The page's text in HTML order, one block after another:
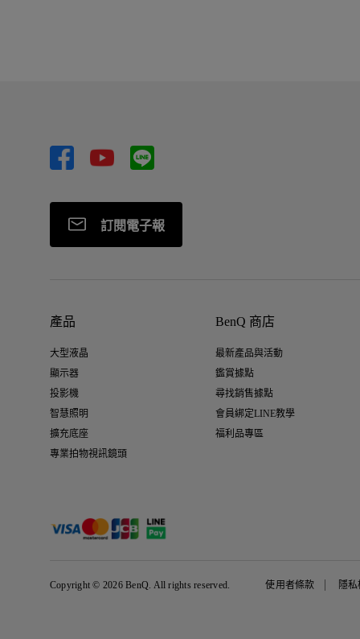
訂閱電子報
產品
大型液晶
顯示器
投影機
智慧照明
擴充底座
專業拍物視訊鏡頭
BenQ 商店
最新產品與活動
鑑賞據點
尋找銷售據點
會員綁定LINE教學
福利品專區
Copyright © 2026 BenQ. All rights reserved. 使用者條款 隱